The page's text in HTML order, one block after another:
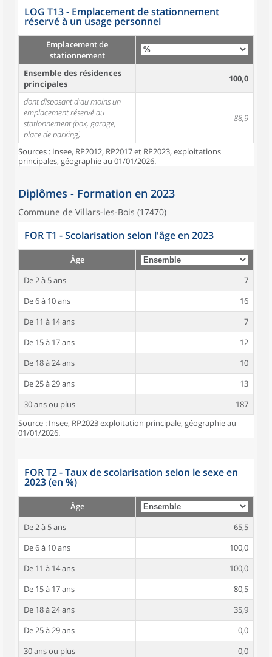
LOG T13 - Emplacement de stationnement
réservé à un usage personnel
Emplacement de
stationnement
Ensemble des résidences
principales
100,0
dont disposant d'au moins un
emplacement réservé au
stationnement (box, garage,
place de parking)
88,9
Sources : Insee, RP2012, RP2017 et RP2023, exploitations
principales, géographie au 01/01/2026.
Diplômes - Formation en 2023
Commune de Villars-les-Bois (17470)
FOR T1 - Scolarisation selon l'âge en 2023
Âge
De 2 à 5 ans
7
De 6 à 10 ans
16
De 11 à 14 ans
7
De 15 à 17 ans
12
De 18 à 24 ans
10
De 25 à 29 ans
13
30 ans ou plus
187
Source : Insee, RP2023 exploitation principale, géographie au
01/01/2026.
FOR T2 - Taux de scolarisation selon le sexe en
2023 (en %)
Âge
De 2 à 5 ans
65,5
De 6 à 10 ans
100,0
De 11 à 14 ans
100,0
De 15 à 17 ans
80,5
De 18 à 24 ans
35,9
De 25 à 29 ans
0,0
30 ans ou plus
0,0